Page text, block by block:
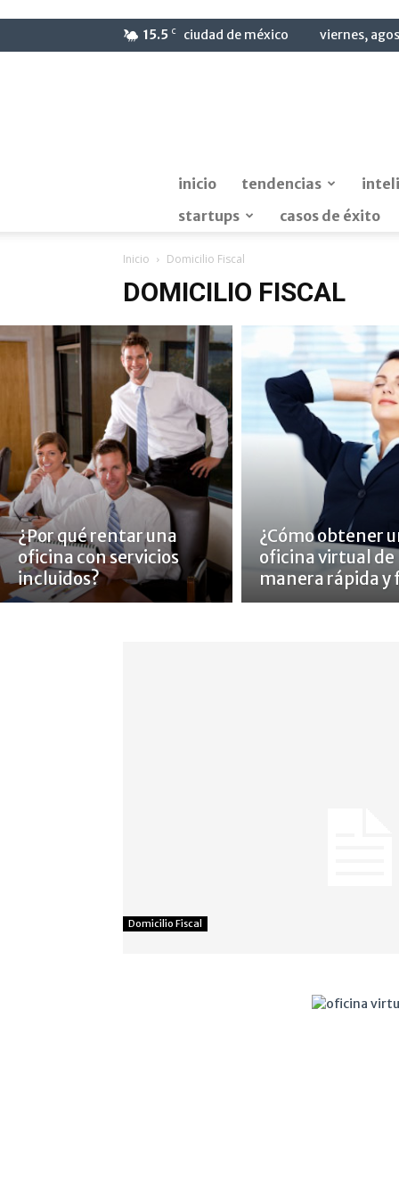
15.5 C ciudad de méxico viernes,
inicio tendencias
startups
casos de éxito
Inicio Domicilio Fiscal
DOMICILIO FISCAL
¿Por qué rentar una
oficina con servicios
incluidos?
¿Cómo obtener
oficina virtual de
manera rápida y
Domicilio Fiscal